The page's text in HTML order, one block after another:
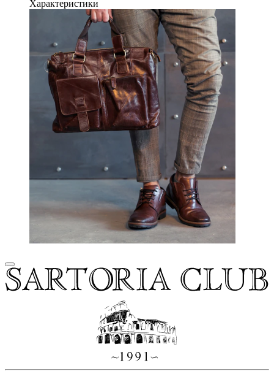
Характеристики